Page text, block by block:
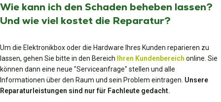
Wie kann ich den Schaden beheben lassen?
Und wie viel kostet die Reparatur?
Um die Elektronikbox oder die Hardware Ihres Kunden reparieren zu
lassen, gehen Sie bitte in den Bereich
Ihren Kundenbereich online. Sie
können dann eine neue "Serviceanfrage" stellen und alle
Informationen über den Raum und sein Problem eintragen. Unsere
Reparaturleistungen sind nur für Fachleute gedacht.